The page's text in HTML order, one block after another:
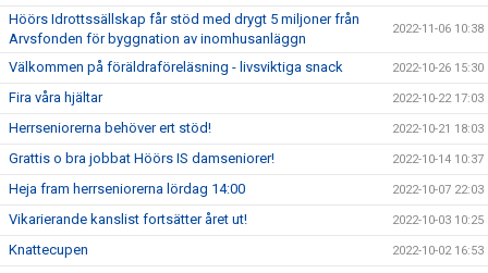
Höörs Idrottssällskap får stöd med drygt 5 miljoner från
Arvsfonden för byggnation av inomhusanläggn
2022-11-06 10:38
Välkommen på föräldraföreläsning - livsviktiga snack 2022-10-26 15:30
Fira våra hjältar 2022-10-22 17:03
Herrseniorerna behöver ert stöd! 2022-10-21 18:03
Grattis o bra jobbat Höörs IS damseniorer! 2022-10-14 10:37
Heja fram herrseniorerna lördag 14:00 2022-10-07 22:03
Vikarierande kanslist fortsätter året ut! 2022-10-03 10:25
Knattecupen 2022-10-02 16:53